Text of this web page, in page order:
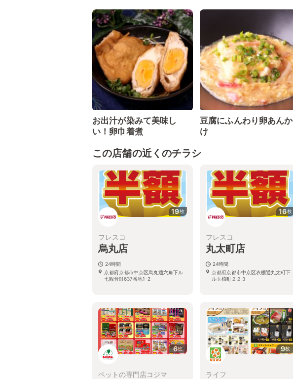
お出汁が染みて美味し
い！卵巾着煮
豆腐にふんわり卵あんか
け
この店舗の近くのチラシ
19枚
フレスコ
烏丸店
24時間
京都府京都市中京区烏丸通六角下ル
七観音町637番地1-2
16枚
フレスコ
丸太町店
24時間
京都府京都市中京区衣棚通丸太町下
ル玉植町２２３
6枚
ペットの専門店コジマ
9枚
ライフ